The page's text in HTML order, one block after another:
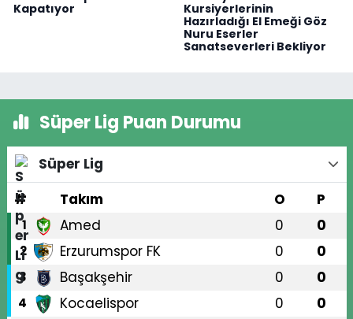
Kapatıyor
Kursiyerlerinin
Hazırladığı El Emeği Göz
Nuru Eserler
Sanatseverleri Bekliyor
Süper Lig Puan Durumu
Süper Lig
#
Takım O P
1 Amed 0 0
2 Erzurumspor FK 0 0
3 Başakşehir 0 0
4 Kocaelispor 0 0